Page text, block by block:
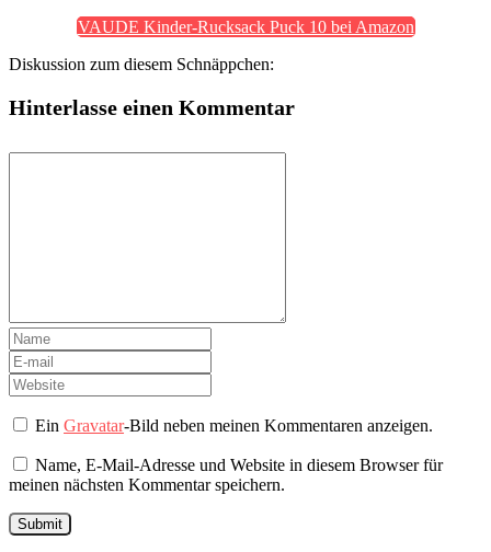
VAUDE Kinder-Rucksack Puck 10 bei Amazon
Diskussion zum diesem Schnäppchen:
Hinterlasse einen Kommentar
EinGravatar-Bild neben meinen Kommentaren anzeigen.
Name, E-Mail-Adresse und Website in diesem Browser für
meinen nächsten Kommentar speichern.